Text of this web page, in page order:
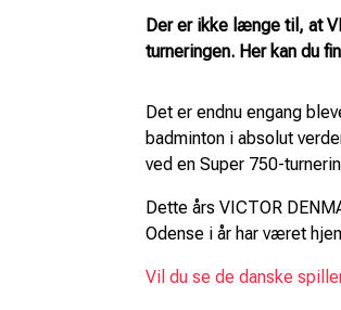
Der er ikke længe til, at
turneringen. Her kan du
Det er endnu engang
badminton i absolut
ved en Super 750-
Dette års VICTOR
Odense i år har været
Vil du se de danske